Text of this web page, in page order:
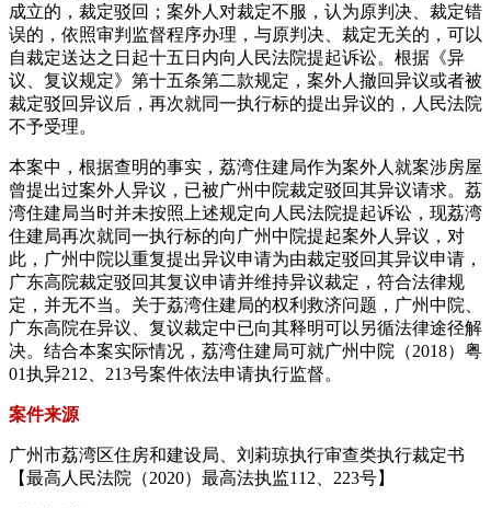
成立的，裁定驳回；案外人对裁定不服，认为原判决、裁定错
误的，依照审判监督程序办理，与原判决、裁定无关的，可以
自裁定送达之日起十五日内向人民法院提起诉讼。根据《异
议、复议规定》第十五条第二款规定，案外人撤回异议或者被
裁定驳回异议后，再次就同一执行标的提出异议的，人民法院
不予受理。
本案中，根据查明的事实，荔湾住建局作为案外人就案涉房屋
曾提出过案外人异议，已被广州中院裁定驳回其异议请求。荔
湾住建局当时并未按照上述规定向人民法院提起诉讼，现荔湾
住建局再次就同一执行标的向广州中院提起案外人异议，对
此，广州中院以重复提出异议申请为由裁定驳回其异议申请，
广东高院裁定驳回其复议申请并维持异议裁定，符合法律规
定，并无不当。关于荔湾住建局的权利救济问题，广州中院、
广东高院在异议、复议裁定中已向其释明可以另循法律途径解
决。结合本案实际情况，荔湾住建局可就广州中院（2018）粤
01执异212、213号案件依法申请执行监督。
案件来源
广州市荔湾区住房和建设局、刘莉琼执行审查类执行裁定书
【最高人民法院（2020）最高法执监112、223号】